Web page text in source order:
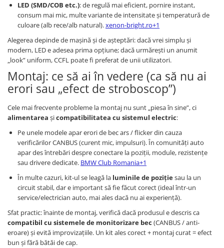
LED (SMD/COB etc.): de regulă mai eficient, pornire instant,
consum mai mic, multe variante de intensitate și temperatură de
culoare (alb rece/alb natural).xenon-bright.ro+1
Alegerea depinde de mașină și de așteptări: dacă vrei simplu și
modern, LED e adesea prima opțiune; dacă urmărești un anumit
„look” uniform, CCFL poate fi preferat de unii utilizatori.
Montaj: ce să ai în vedere (ca să nu ai
erori sau „efect de stroboscop”)
Cele mai frecvente probleme la montaj nu sunt „piesa în sine”, ci
alimentarea șicompatibilitatea cu sistemul electric:
Pe unele modele apar erori de bec ars / flicker din cauza
verificărilor CANBUS (curent mic, impulsuri). În comunități auto
apar des întrebări despre conectare la poziții, module, rezistențe
sau drivere dedicate. BMW Club Romania+1
În multe cazuri, kit-ul se leagă la luminile de pozițiesau la un
circuit stabil, dar e important să fie făcut corect (ideal într-un
service/electrician auto, mai ales dacă nu ai experiență).
Sfat practic: înainte de montaj, verifică dacă produsul e descris ca
compatibil cu sistemele de monitorizare bec (CANBUS / anti-
eroare) și evită improvizațiile. Un kit ales corect + montaj curat = efect
bun și fără bătăi de cap.